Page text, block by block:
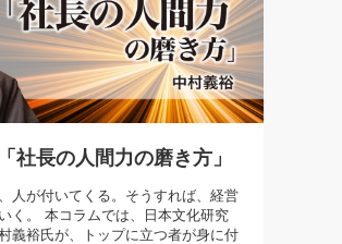
もっとみる
(12)
4冊(88)
ぶ心理学(98)
温泉"』(157)
(1)
田太陽(76)
実学・耳学・磨く「ミミガク」のすすめ
社長の人間力の磨き方」
人が付いてくる。そうすれば、経営
く。 本コラムでは、日本文化研究
義裕氏が、トップに立つ者が身に付